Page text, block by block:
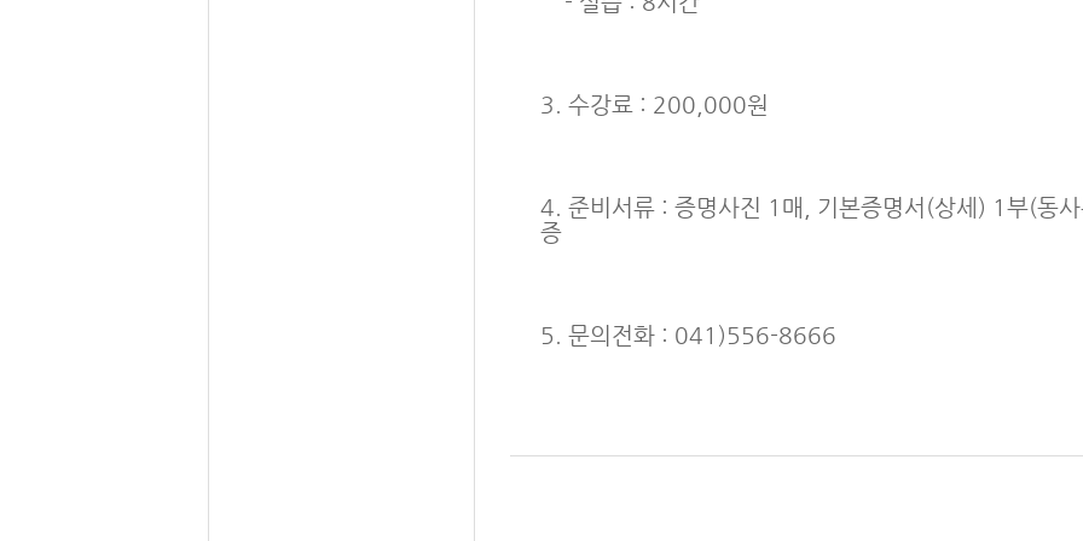
3. 수강료 : 200,000원
4. 준비서류 : 증명사진 1매, 기본증명서(상세) 1부(동
증
5. 문의전화 : 041)556-8666